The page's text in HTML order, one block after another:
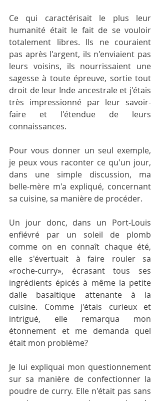
Ce qui caractérisait le plus leur
humanité était le fait de se vouloir
totalement libres. Ils ne couraient
pas après l'argent, ils n'enviaient pas
leurs voisins, ils nourrissaient une
sagesse à toute épreuve, sortie tout
droit de leur Inde ancestrale et j'étais
très impressionné par leur savoir-
faire et l'étendue de leurs
connaissances.
Pour vous donner un seul exemple,
je peux vous raconter ce qu'un jour,
dans une simple discussion, ma
belle-mère m'a expliqué, concernant
sa cuisine, sa manière de procéder.
Un jour donc, dans un Port-Louis
enfiévré par un soleil de plomb
comme on en connaît chaque été,
elle s'évertuait à faire rouler sa
«roche-curry», écrasant tous ses
ingrédients épicés à même la petite
dalle basaltique attenante à la
cuisine. Comme j'étais curieux et
intrigué, elle remarqua mon
étonnement et me demanda quel
était mon problème?
Je lui expliquai mon questionnement
sur sa manière de confectionner la
poudre de curry. Elle n'était pas sans